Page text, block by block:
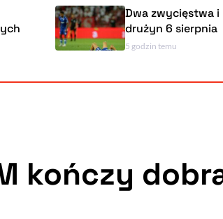
Dwa zwycięstwa i remis.
drużyn 6 sierpnia
5 godzin temu
kończy